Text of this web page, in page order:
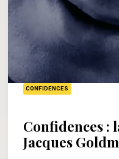
CONFIDENCES
Confidences :
Jacques